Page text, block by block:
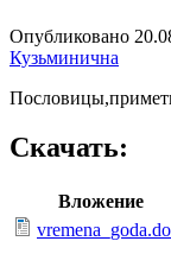
Опубликовано
Кузьминична
Скачать:
Вложение